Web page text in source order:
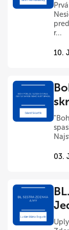
r...
10.
03.